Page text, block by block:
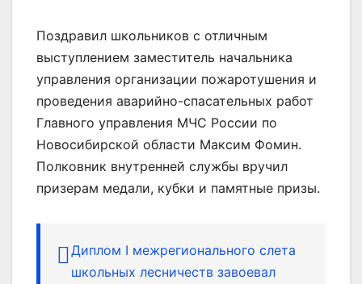
Поздравил школьников с отличным
выступлением заместитель начальника
управления организации пожаротушения и
проведения аварийно-спасательных работ
Главного управления МЧС России по
Новосибирской области Максим Фомин.
Полковник внутренней службы вручил
призерам медали, кубки и памятные призы.
Диплом I межрегионального слета
школьных лесничеств завоевал